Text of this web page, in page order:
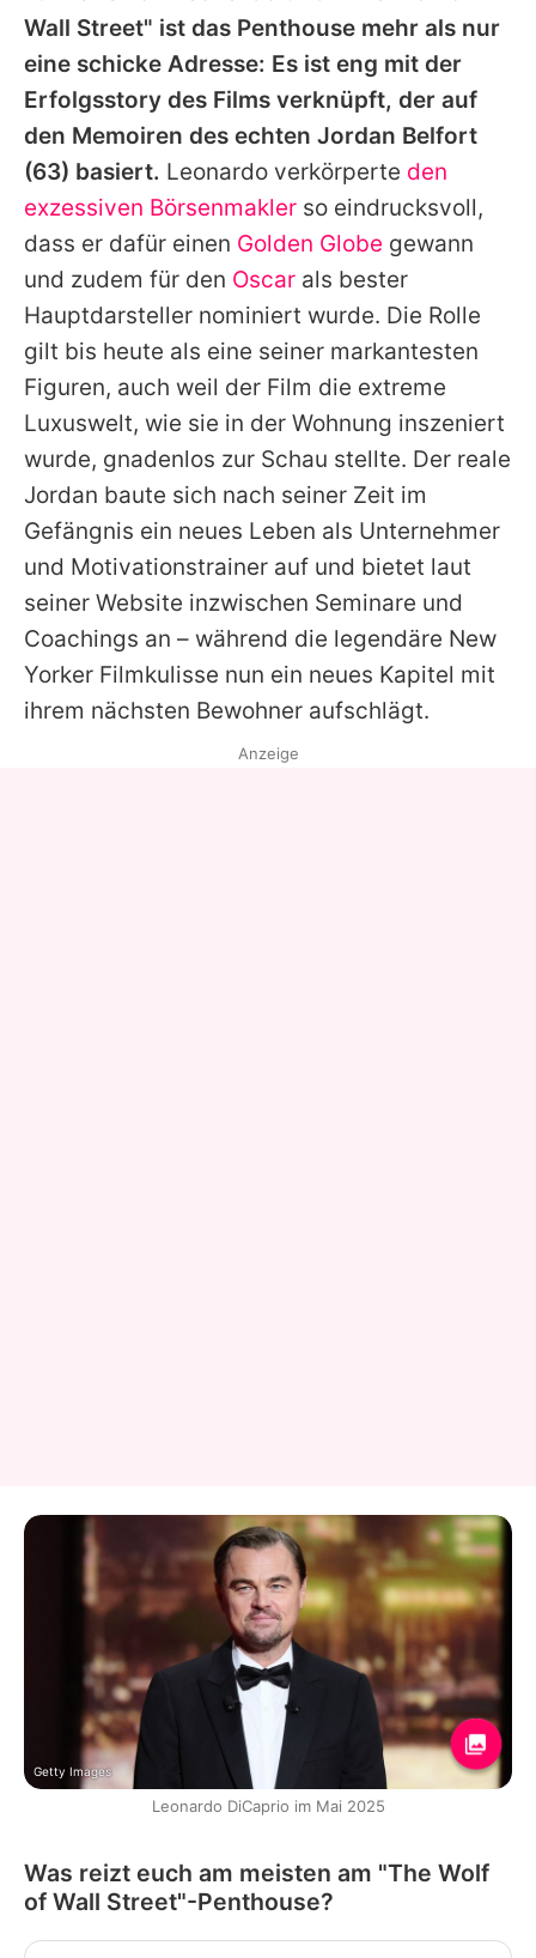
Wall Street" ist das Penthouse mehr als nur
eine schicke Adresse: Es ist eng mit der
Erfolgsstory des Films verknüpft, der auf
den Memoiren des echten Jordan Belfort
(63) basiert. Leonardo verkörperte den
exzessiven Börsenmakler so eindrucksvoll,
dass er dafür einen Golden Globe gewann
und zudem für den Oscar als bester
Hauptdarsteller nominiert wurde. Die Rolle
gilt bis heute als eine seiner markantesten
Figuren, auch weil der Film die extreme
Luxuswelt, wie sie in der Wohnung inszeniert
wurde, gnadenlos zur Schau stellte. Der reale
Jordan baute sich nach seiner Zeit im
Gefängnis ein neues Leben als Unternehmer
und Motivationstrainer auf und bietet laut
seiner Website inzwischen Seminare und
Coachings an – während die legendäre New
Yorker Filmkulisse nun ein neues Kapitel mit
ihrem nächsten Bewohner aufschlägt.
Anzeige
Getty Images
Leonardo DiCaprio im Mai 2025
Was reizt euch am meisten am "The Wolf
of Wall Street"-Penthouse?